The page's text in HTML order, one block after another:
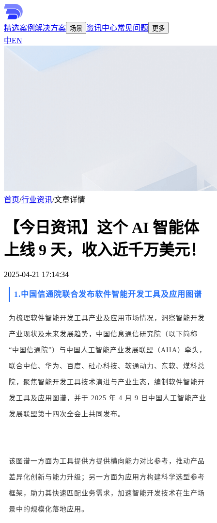
精选案例 解决方案 场景 资讯中心常见问题 更多
中EN
首页/行业资讯/文章详情
【今日资讯】这个 AI 智能体
上线 9 天，收入近千万美元！
2025-04-21 17:14:34
1.中国信通院联合发布软件智能开发工具及应用图谱
为梳理软件智能开发工具产业及应用市场情况，洞察智能开发
产业现状及未来发展趋势，中国信息通信研究院（以下简称
“中国信通院”）与中国人工智能产业发展联盟（AIIA）牵头，
联合中信、华为、百度、硅心科技、软通动力、东软、煤科总
院，聚焦智能开发工具技术演进与产业生态，编制软件智能开
发工具及应用图谱，并于 2025 年 4 月 9 日中国人工智能产业
发展联盟第十四次全会上共同发布。
该图谱一方面为工具提供方提供横向能力对比参考，推动产品
差异化创新与能力升级；另一方面为应用方构建科学选型参考
框架，助力其快速匹配业务需求，加速智能开发技术在生产场
景中的规模化落地应用。